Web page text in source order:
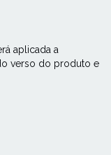
aplicada a
verso do produto e